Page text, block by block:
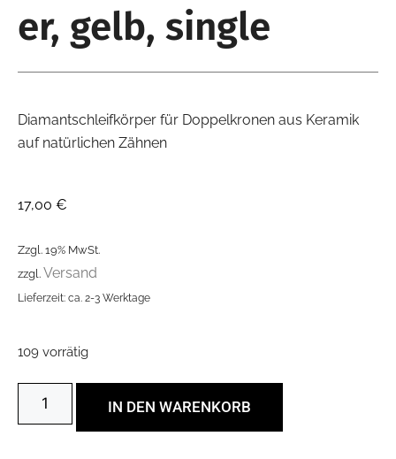
er, gelb, single
Diamantschleifkörper für Doppelkronen aus Keramik
auf natürlichen Zähnen
17,00 €
Zzgl. 19% MwSt.
zzgl. Versand
Lieferzeit: ca. 2-3 Werktage
109 vorrätig
IN DEN WARENKORB